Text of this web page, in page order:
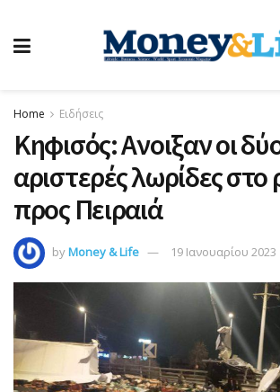
Home Ειδήσεις
Κηφισός: Ανοιξαν οι
αριστερές λωρίδες στο
προς Πειραιά
byMoney & Life 19 Ιανουαρίου 2023